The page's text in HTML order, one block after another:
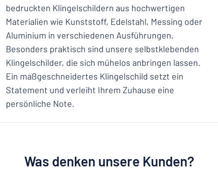
bedruckten Klingelschildern aus hochwertigen
Materialien wie Kunststoff, Edelstahl, Messing oder
Aluminium in verschiedenen Ausführungen.
Besonders praktisch sind unsere selbstklebenden
Klingelschilder, die sich mühelos anbringen lassen.
Ein maßgeschneidertes Klingelschild setzt ein
Statement und verleiht Ihrem Zuhause eine
persönliche Note.
Was denken unsere Kunden?